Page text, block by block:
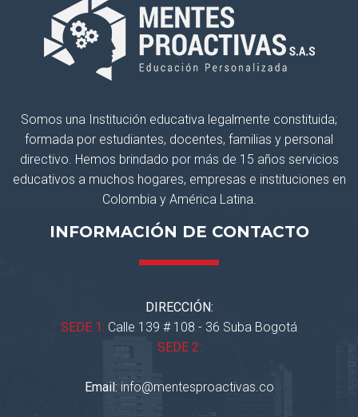
Somos una Institución educativa legalmente constituida;
formada por estudiantes, docentes, familias y personal
directivo. Hemos brindado por más de 15 años servicios
educativos a muchos hogares, empresas e instituciones en
Colombia y América Latina.
INFORMACIÓN DE CONTACTO
DIRECCIÓN:
SEDE 1: Calle 139 # 108 - 36 Suba Bogotá
SEDE 2:
Email: info@mentesproactivas.co